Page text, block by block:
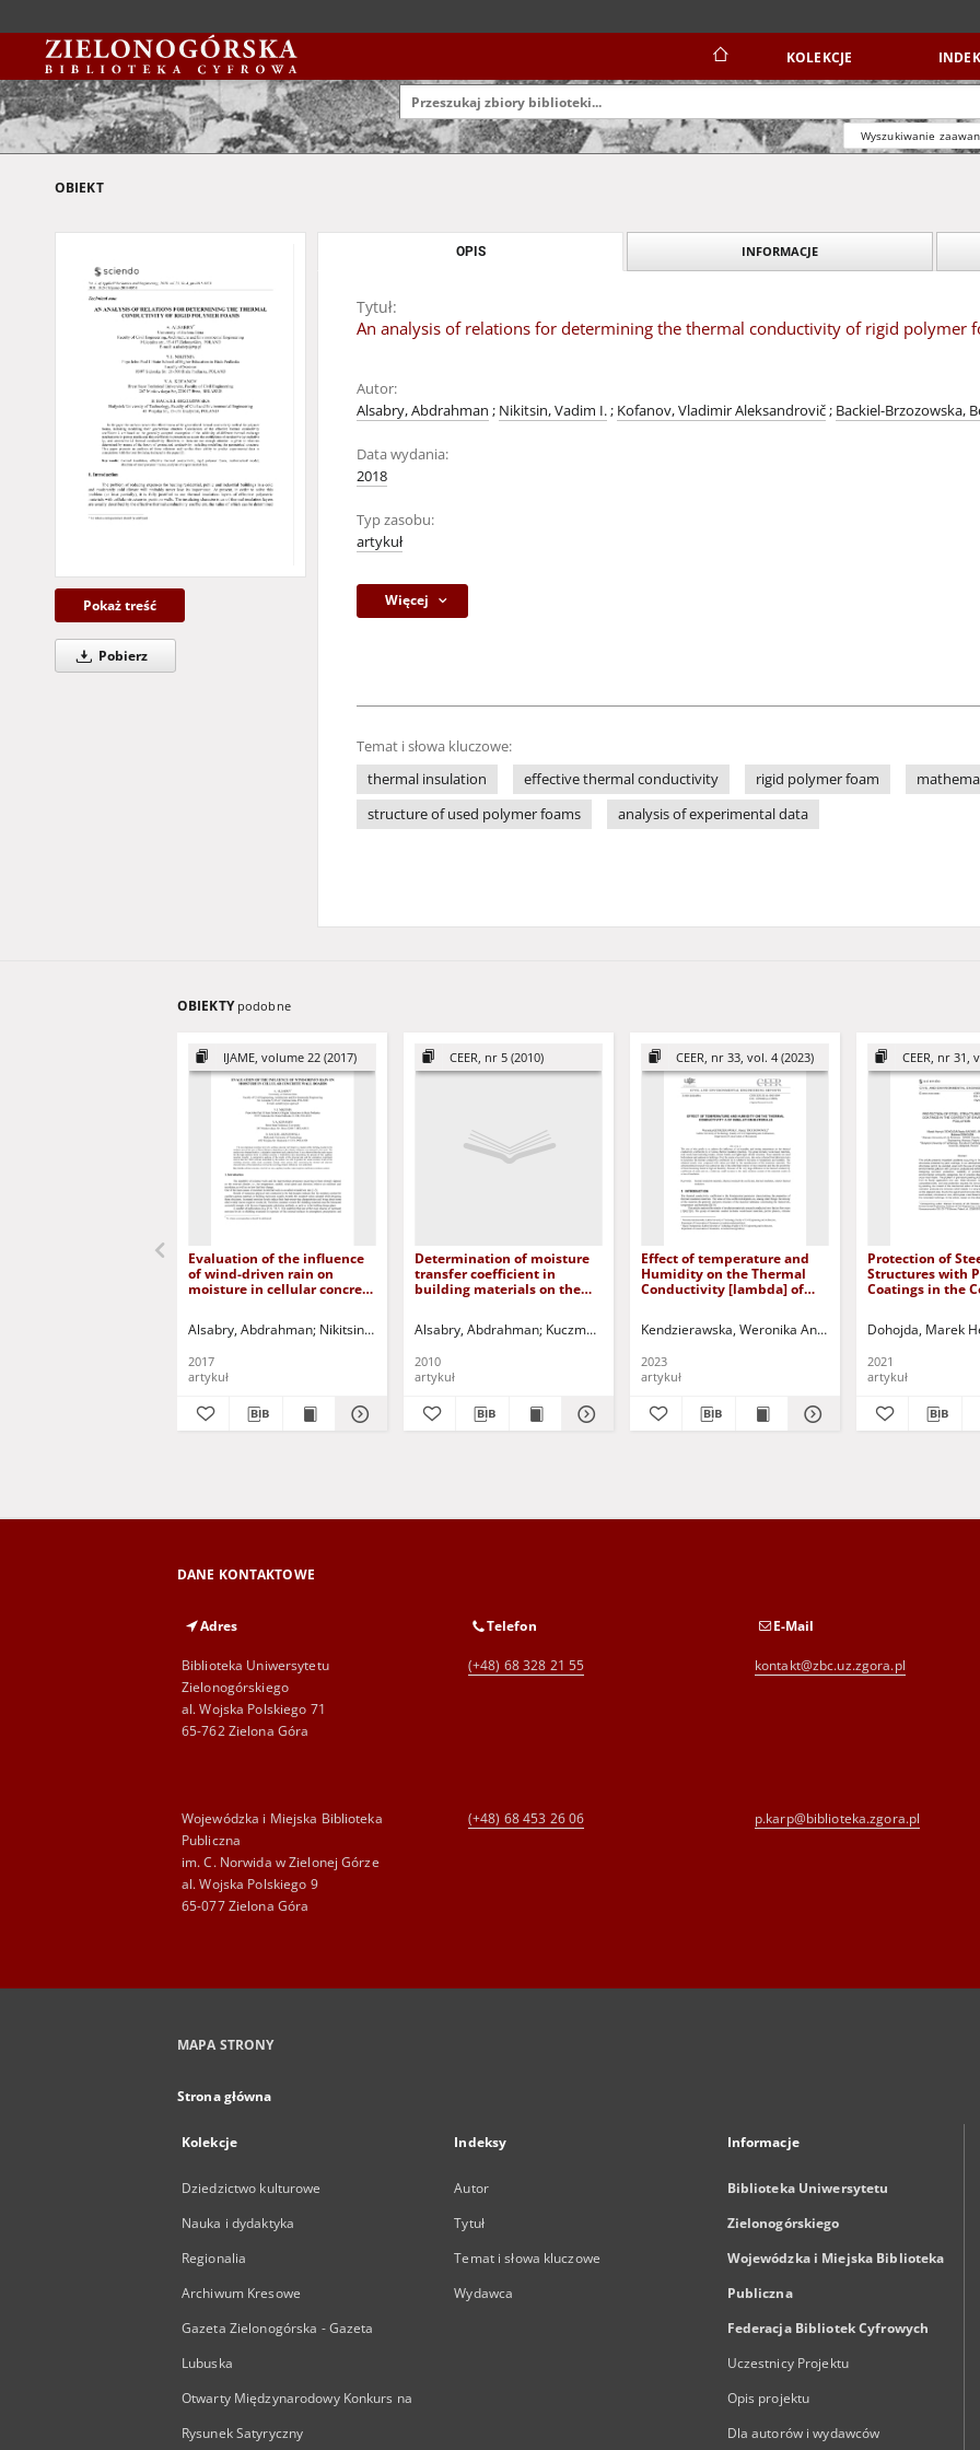
KOLEKCJE
Wyszukiwanie
OBIEKT
Pokaż treść
Pobierz
OPIS INFORMACJE
Tytuł:
An analysis of relations for determining the thermal conductivity of rigid polymer
Autor:
Alsabry, Abdrahman ; Nikitsin, Vadim I.; Kofanov, Vladimir Aleksandrovič; Backiel-Brzozowska,
Data wydania:
2018
Typ zasobu:
artykuł
Więcej
Temat i słowa kluczowe:
thermal insulation
effective thermal conductivity rigid polymer foam
structure of used polymer foams
analysis of experimental data
OBIEKTY podobne
IJAME, volume 22 (2017)
Evaluation of the influence
of wind-driven rain on
moisture in cellular concrete
Alsabry, Abdrahman Nikitsin, Vadim I. Kofanov, Vladimir Aleksandrovič Backiel-Brzozowska, Beata Jurczak, Paweł - red.
2017
artykuł
CEER, nr 5 (2010)
Determination of moisture
transfer coefficient in
building materials on the
Wyznaczenie współczynnika
materiałach budowlanych
na podstawie danych o
podciągania kapilarnego
Alsabry, Abdrahman Kuczma, Mieczysław - red.
2010
artykuł
CEER, nr 33, vol. 4 (2023)
Effect of temperature and
Humidity on the Thermal
Conductivity [lambda] of
Kendzierawska, Weronika Anna
Trochonowicz, Maciej
2023
artykuł
CEER, nr 31,
Protection of
Structures with
Coatings in the
Dohojda, Marek
2021
artykuł
DANE KONTAKTOWE
Adres
Biblioteka Uniwersytetu
Zielonogórskiego
al. Wojska Polskiego 71
65-762 Zielona Góra
Telefon
(+48) 68 328 21 55
E-Mail
kontakt@zbc.uz.zgora.pl
Wojewódzka i Miejska Biblioteka
Publiczna
im. C. Norwida w Zielonej Górze
al. Wojska Polskiego 9
65-077 Zielona Góra
(+48) 68 453 26 06 p.karp@biblioteka.zgora.pl
MAPA STRONY
Strona główna
Kolekcje
Dziedzictwo kulturowe
Nauka i dydaktyka
Regionalia
Archiwum Kresowe
Gazeta Zielonogórska - Gazeta
Lubuska
Otwarty Międzynarodowy Konkurs na
Rysunek Satyryczny
Indeksy
Autor
Tytuł
Temat i słowa kluczowe
Wydawca
Informacje
Biblioteka Uniwersytetu
Zielonogórskiego
Wojewódzka i Miejska Biblioteka
Publiczna
Federacja Bibliotek Cyfrowych
Uczestnicy Projektu
Opis projektu
Dla autorów i wydawców